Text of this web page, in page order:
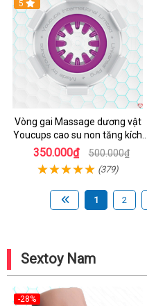
5
Vòng gai Massage dương vật
Youcups cao su non tăng kích
thước
350.000₫ 500.000₫
(379)
1 2
Sextoy Nam
-28%